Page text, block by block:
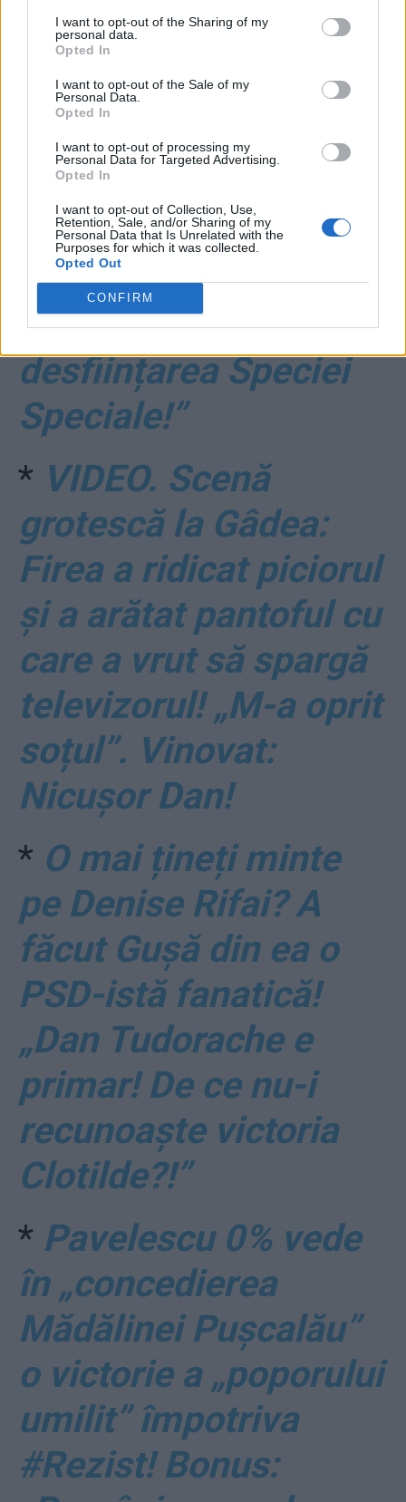
I want to opt-out of the Sharing of my
personal data.
Opted In
I want to opt-out of the Sale of my
Personal Data.
Opted In
I want to opt-out of processing my
Personal Data for Targeted Advertising.
Opted In
I want to opt-out of Collection, Use,
Retention, Sale, and/or Sharing of my
Personal Data that Is Unrelated with the
Purposes for which it was collected.
Opted Out
CONFIRM
Biroului Electoral
Sector 1: „E procuror
#Rezist! I-a susținut
pe Kovesi, pe
Augustin Lazăr… I s-a
opus lui Tudorel
Toader! Vrea
desființarea Speciei
Speciale!”
* VIDEO. Scenă
grotescă la Gâdea:
Firea a ridicat piciorul
și a arătat pantoful cu
care a vrut să spargă
televizorul! „M-a oprit
soțul”. Vinovat:
Nicușor Dan!
* O mai țineți minte
pe Denise Rifai? A
făcut Gușă din ea o
PSD-istă fanatică!
„Dan Tudorache e
primar! De ce nu-i
recunoaște victoria
Clotilde?!”
* Pavelescu 0% vede
în „concedierea
Mădălinei Pușcalău”
o victorie a „poporului
umilit” împotriva
#Rezist! Bonus: